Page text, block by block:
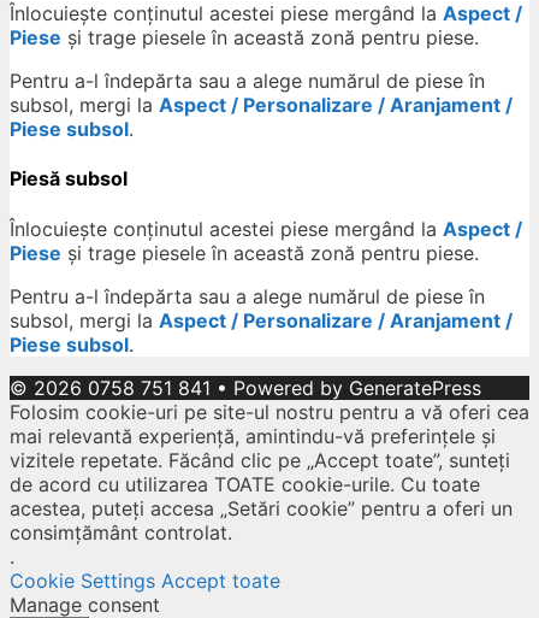
Înlocuiește conținutul acestei piese mergând la Aspect /
Piese și trage piesele în această zonă pentru piese.
Pentru a-l îndepărta sau a alege numărul de piese în
subsol, mergi la Aspect / Personalizare / Aranjament /
Piese subsol.
Piesă subsol
Înlocuiește conținutul acestei piese mergând la Aspect /
Piese și trage piesele în această zonă pentru piese.
Pentru a-l îndepărta sau a alege numărul de piese în
subsol, mergi la Aspect / Personalizare / Aranjament /
Piese subsol.
© 2026 0758 751 841 • Powered by GeneratePress
Folosim cookie-uri pe site-ul nostru pentru a vă oferi cea
mai relevantă experiență, amintindu-vă preferințele și
vizitele repetate. Făcând clic pe „Accept toate”, sunteți
de acord cu utilizarea TOATE cookie-urile. Cu toate
acestea, puteți accesa „Setări cookie” pentru a oferi un
consimțământ controlat.
.
Cookie Settings Accept toate
Manage consent